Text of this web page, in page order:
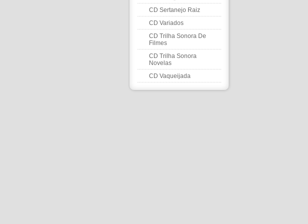
CD Sertanejo Raiz
CD Variados
CD Trilha Sonora De
Filmes
CD Trilha Sonora
Novelas
CD Vaqueijada